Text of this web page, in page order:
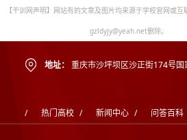
【干训网声明】网站有的文章及图片均来源于学校官网或
gzldyjy@yeah.net删除。
地址： 重庆市沙坪坝区沙正街174号国
/ 热门高校 / 新闻中心 / 问答百科